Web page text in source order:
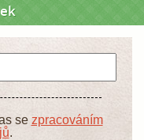
se zpracováním
.